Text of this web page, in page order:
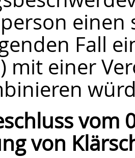
Fall
mit einer
vom
von